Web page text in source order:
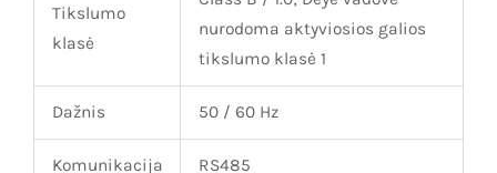
Tikslumo
klasė
nurodoma aktyviosios galios
tikslumo klasė 1
Dažnis 50 / 60 Hz
Komunikacija RS485